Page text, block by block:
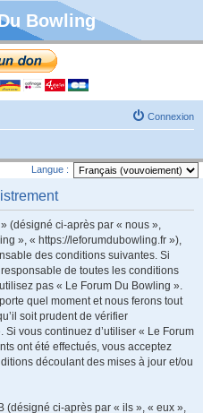
Bowling
Connexion
Langue :
(désigné ci-après par « nous »,
», « https://leforumdubowling.fr »),
des conditions suivantes. Si
de toutes les conditions
pas « Le Forum Du Bowling ».
quel moment et nous ferons tout
soit prudent de vérifier
vous continuez d’utiliser « Le Forum
ont été effectués, vous acceptez
découlant des mises à jour et/ou
(désigné ci-après par « ils », « eux »,